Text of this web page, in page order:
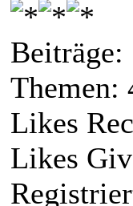
Beiträge:
Themen:
Likes
Likes